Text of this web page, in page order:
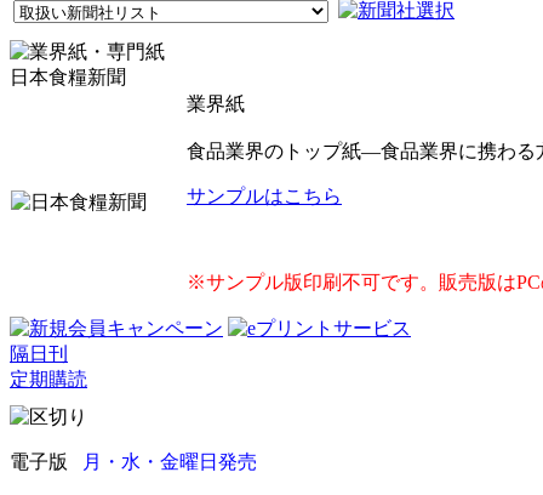
日本食糧新聞
業界紙
食品業界のトップ紙―食品業界に携わる
サンプルはこちら
※サンプル版印刷不可です。販売版は
隔日刊
定期購読
電子版 月・水・金曜日発売